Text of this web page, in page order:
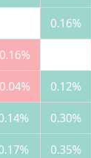
0.16%
0.12%
0.30%
0.35%